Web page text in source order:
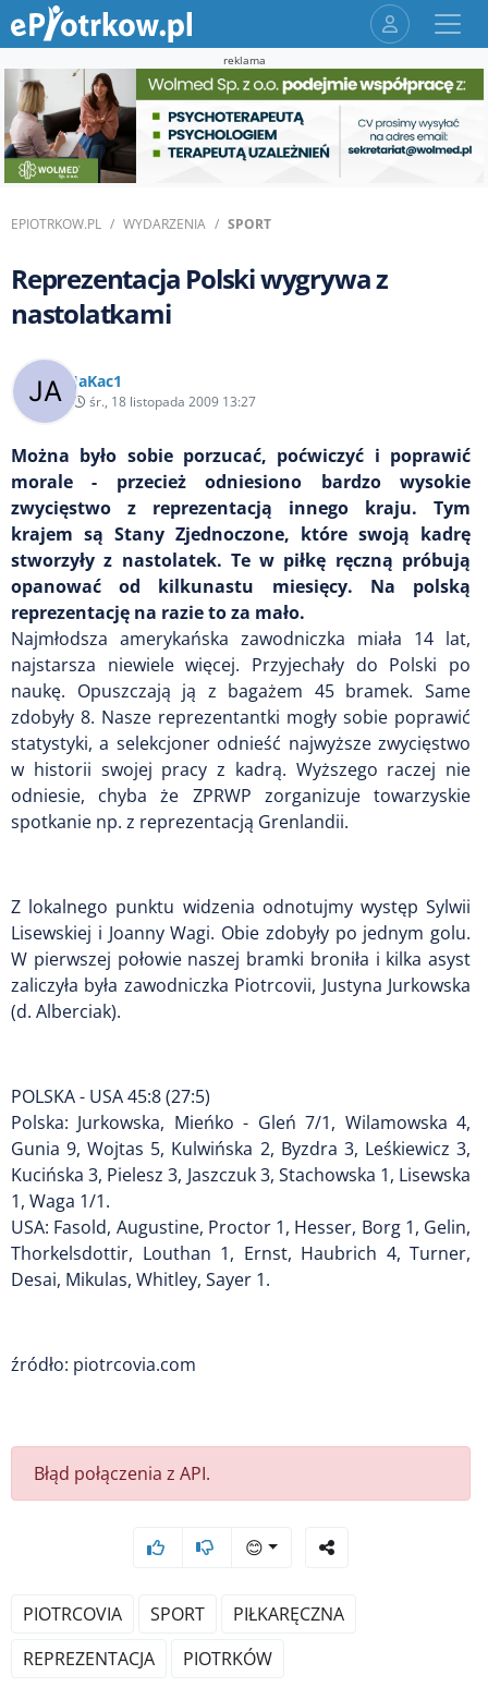
reklama
EPIOTRKOW.PL WYDARZENIA SPORT
Reprezentacja Polski wygrywa z
nastolatkami
JaKac1
śr., 18 listopada 2009 13:27
Można było sobie porzucać, poćwiczyć i poprawić
morale - przecież odniesiono bardzo wysokie
zwycięstwo z reprezentacją innego kraju. Tym
krajem są Stany Zjednoczone, które swoją kadrę
stworzyły z nastolatek. Te w piłkę ręczną próbują
opanować od kilkunastu miesięcy. Na polską
reprezentację na razie to za mało.
Najmłodsza amerykańska zawodniczka miała 14 lat,
najstarsza niewiele więcej. Przyjechały do Polski po
naukę. Opuszczają ją z bagażem 45 bramek. Same
zdobyły 8. Nasze reprezentantki mogły sobie poprawić
statystyki, a selekcjoner odnieść najwyższe zwycięstwo
w historii swojej pracy z kadrą. Wyższego raczej nie
odniesie, chyba że ZPRWP zorganizuje towarzyskie
spotkanie np. z reprezentacją Grenlandii.
Z lokalnego punktu widzenia odnotujmy występ Sylwii
Lisewskiej i Joanny Wagi. Obie zdobyły po jednym golu.
W pierwszej połowie naszej bramki broniła i kilka asyst
zaliczyła była zawodniczka Piotrcovii, Justyna Jurkowska
(d. Alberciak).
POLSKA - USA 45:8 (27:5)
Polska: Jurkowska, Mieńko - Gleń 7/1, Wilamowska 4,
Gunia 9, Wojtas 5, Kulwińska 2, Byzdra 3, Leśkiewicz 3,
Kucińska 3, Pielesz 3, Jaszczuk 3, Stachowska 1, Lisewska
1, Waga 1/1.
USA: Fasold, Augustine, Proctor 1, Hesser, Borg 1, Gelin,
Thorkelsdottir, Louthan 1, Ernst, Haubrich 4, Turner,
Desai, Mikulas, Whitley, Sayer 1.
źródło: piotrcovia.com
Błąd połączenia z API.
😊
PIOTRCOVIA SPORT
PIŁKARĘCZNA
REPREZENTACJA
PIOTRKÓW